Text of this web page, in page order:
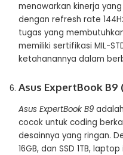
menawarkan kinerja
dengan refresh rate
tugas yang
memiliki sertifikasi MIL-
ketahanannya dalam
Asus ExpertBook B9
Asus ExpertBook B9
cocok untuk coding
desainnya yang ringan.
16GB, dan SSD 1TB,